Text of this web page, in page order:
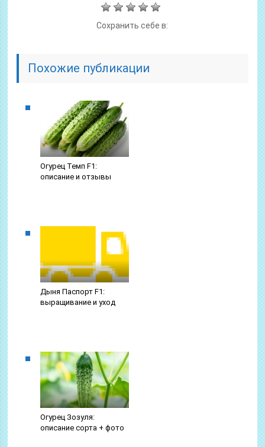
Сохранить себе в:
Похожие публикации
Огурец Темп F1:
описание и отзывы
Дыня Паспорт F1:
выращивание и уход
Огурец Зозуля:
описание сорта + фото